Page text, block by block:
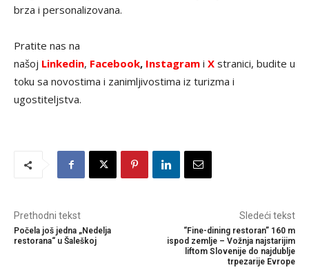
brza i personalizovana.
Pratite nas na
našoj Linkedin, Facebook, Instagram i X stranici, budite u
toku sa novostima i zanimljivostima iz turizma i
ugostiteljstva.
Prethodni tekst
Počela još jedna „Nedelja
restorana“ u Šaleškoj
Sledeći tekst
“Fine-dining restoran” 160 m
ispod zemlje – Vožnja najstarijim
liftom Slovenije do najdublje
trpezarije Evrope